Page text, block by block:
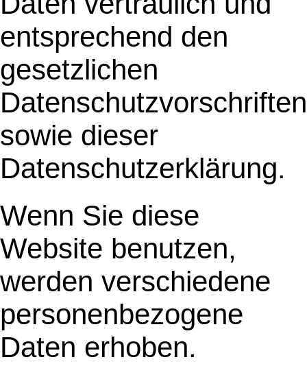
entsprechend den
gesetzlichen
Datenschutzvorschriften
sowie dieser
Datenschutzerklärung.
Wenn Sie diese
Website benutzen,
werden verschiedene
personenbezogene
Daten erhoben.